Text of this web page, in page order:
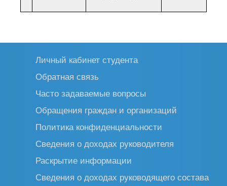
Личный кабинет студента
Обратная связь
Часто задаваемые вопросы
Обращения граждан и организаций
Политика конфиденциальности
Сведения о доходах руководителя
Раскрытие информации
Сведения о доходах руководящего состава